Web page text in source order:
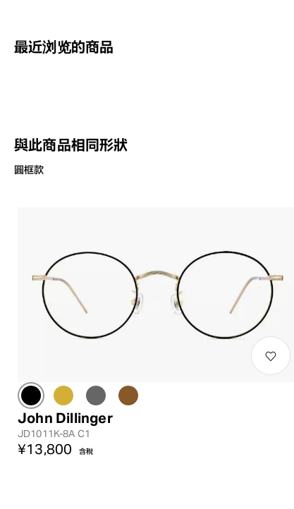
最近浏览的商品
與此商品相同形狀
圓框款
John Dillinger
JD1011K-8A C1
¥13,800 含稅